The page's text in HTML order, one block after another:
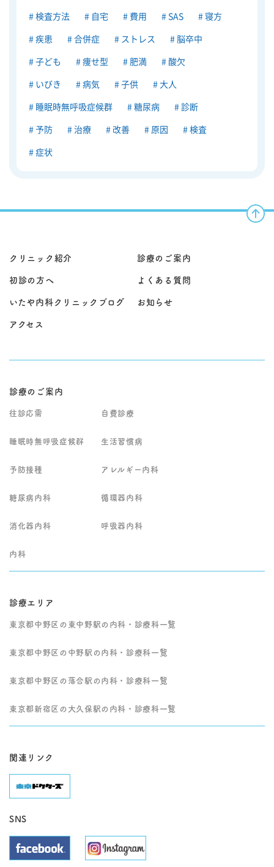
検査方法 自宅 費用 SAS 寝方
疾患 合併症 ストレス 脳卒中
子ども 痩せ型 肥満 酸欠
いびき 病気 子供 大人
睡眠時無呼吸症候群 糖尿病 診断
予防 治療 改善 原因 検査
症状
クリニック紹介 診療のご案内
初診の方へ よくある質問
いたや内科クリニックブログ お知らせ
アクセス
診療のご案内
往診応需 自費診療
睡眠時無呼吸症候群 生活習慣病
予防接種 アレルギー内科
糖尿病内科 循環器内科
消化器内科 呼吸器内科
内科
診療エリア
東京都中野区の東中野駅の内科・診療科一覧
東京都中野区の中野駅の内科・診療科一覧
東京都中野区の落合駅の内科・診療科一覧
東京都新宿区の大久保駅の内科・診療科一覧
関連リンク
SNS